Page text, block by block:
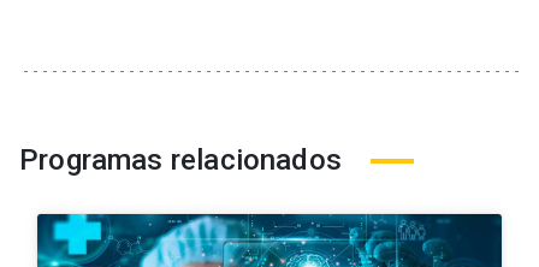
Programas relacionados